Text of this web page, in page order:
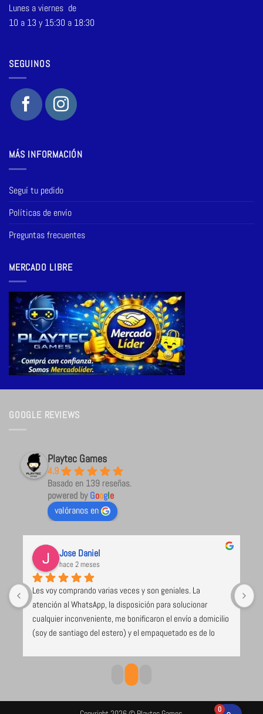
Lunes a viernes de
10 a 13 y 15:30 a 18:30
SEGUINOS
MÁS INFORMACIÓN
Seguí tu pedido
Políticas de envío
Preguntas frecuentes
MERCADO LIBRE
GOOGLE REVIEWS
Playtec Games
4.9
Basado en 139 reseñas.
powered byGoogle
valóranos en
Jose Daniel
hace 2 meses
Les voy comprando varias veces y son geniales. La
atención al WhatsApp, la disposición para solucionar
cualquier inconveniente, me bonificaron el envío a domicilio
(soy de santiago del estero) y el empaquetado es de lo
duro, los juegos envueltos en papel burbuja), despacho el
0